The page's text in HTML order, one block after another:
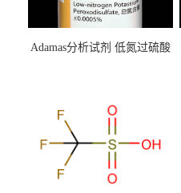
Adamas分析试剂 低氮过硫酸
（泰坦现货供应）